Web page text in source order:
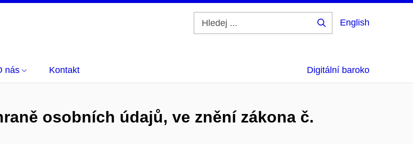
English
nás Kontakt Digitální baroko
osobních údajů, ve znění zákona č.